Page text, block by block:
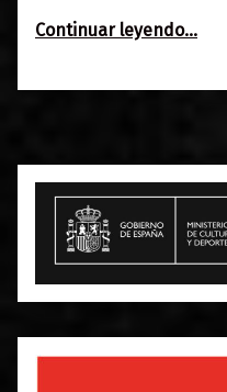
Continuar leyendo“Sábado 11 de enero: Proyecto Waikiki presenta Celia es Celíaca + Monstruopicales • Tinglao XXVIII”
…